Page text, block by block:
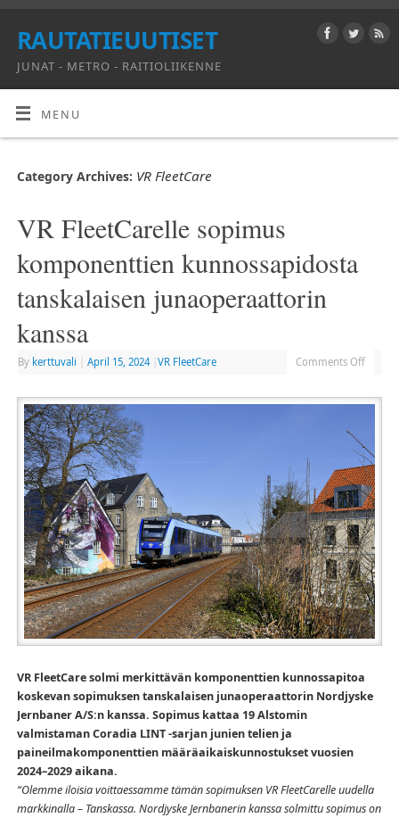
RAUTATIEUUTISET
JUNAT - METRO - RAITIOLIIKENNE
MENU
Category Archives: VR FleetCare
VR FleetCarelle sopimus
komponenttien kunnossapidosta
tanskalaisen junaoperaattorin
kanssa
By kerttuvali April 15, 2024 VR FleetCare Comments Off
VR FleetCare solmi merkittävän komponenttien kunnossapitoa
koskevan sopimuksen tanskalaisen junaoperaattorin Nordjyske
Jernbaner A/S:n kanssa. Sopimus kattaa 19 Alstomin
valmistaman Coradia LINT -sarjan junien telien ja
paineilmakomponenttien määräaikaiskunnostukset vuosien
2024–2029 aikana.
“Olemme iloisia voittaessamme tämän sopimuksen VR FleetCarelle uudella
markkinalla – Tanskassa. Nordjyske Jernbanerin kanssa solmittu sopimus on